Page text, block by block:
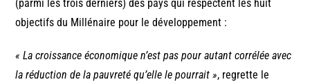
(parmi les trois derniers) des pays qui respectent les huit
objectifs du Millénaire pour le développement :
« La croissance économique n’est pas pour autant corrélée avec
la réduction de la pauvreté qu’elle le pourrait », regrette le